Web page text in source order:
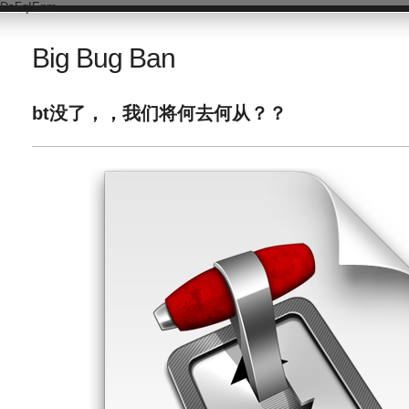
DsFqIEnm
Big Bug Ban
bt没了，，我们将何去何从？？